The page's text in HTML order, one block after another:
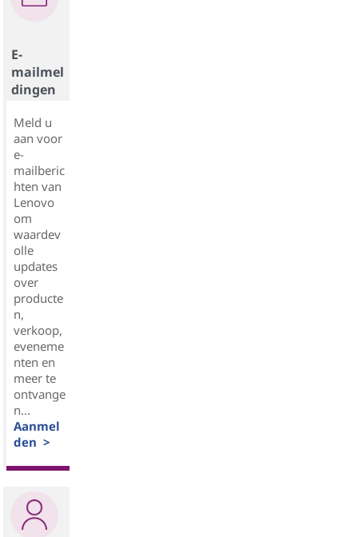
E-
mailmel
dingen
Meld u
aan voor
e-
mailberic
hten van
Lenovo
om
waardev
olle
updates
over
producte
n,
verkoop,
eveneme
nten en
meer te
ontvange
n...
Aanmel
den >